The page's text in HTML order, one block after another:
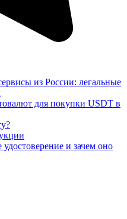
из России: легальные
для покупки USDT в
и зачем оно